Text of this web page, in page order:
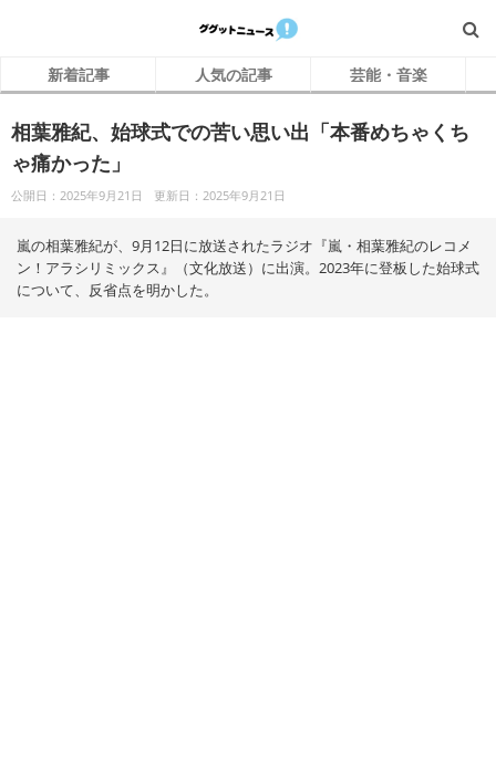
新着記事 人気の記事 芸能・音楽
相葉雅紀、始球式での苦い思い出「本番めちゃくち
ゃ痛かった」
公開日：2025年9月21日 更新日：2025年9月21日
嵐の相葉雅紀が、9月12日に放送されたラジオ『嵐・相葉雅紀のレコメ
ン！アラシリミックス』（文化放送）に出演。2023年に登板した始球式
について、反省点を明かした。